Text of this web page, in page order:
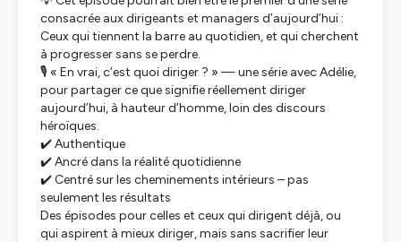
consacrée aux dirigeants et managers d’aujourd’hui :
Ceux qui tiennent la barre au quotidien, et qui cherchent
à progresser sans se perdre.
🎙️ « En vrai, c’est quoi diriger ? » — une série avec Adélie,
pour partager ce que signifie réellement diriger
aujourd’hui, à hauteur d’homme, loin des discours
héroïques.
✔️ Authentique
✔️ Ancré dans la réalité quotidienne
✔️ Centré sur les cheminements intérieurs – pas
seulement les résultats
Des épisodes pour celles et ceux qui dirigent déjà, ou
qui aspirent à mieux diriger, mais sans sacrifier leur